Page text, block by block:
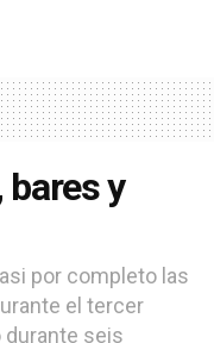
bares y
por completo las
el tercer
seis